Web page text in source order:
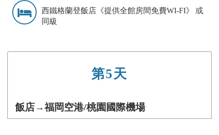
西鐵格蘭登飯店《提供全館房間免費WI-FI》 或
同級
第5天
飯店→福岡空港/桃園國際機場